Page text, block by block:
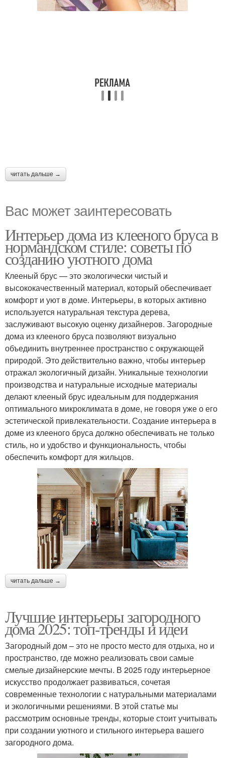
читать дальше →
Вас может заинтересовать
Интерьер дома из клееного бруса в
нормандском стиле: советы по
созданию уютного дома
Клееный брус — это экологически чистый и
высококачественный материал, который обеспечивает
комфорт и уют в доме. Интерьеры, в которых активно
используется натуральная текстура дерева,
заслуживают высокую оценку дизайнеров. Загородные
дома из клееного бруса позволяют визуально
объединить внутреннее пространство с окружающей
природой. Это действительно важно, чтобы интерьер
отражал экологичный дизайн. Уникальные технологии
производства и натуральные исходные материалы
делают клееный брус идеальным для поддержания
оптимального микроклимата в доме, не говоря уже о его
эстетической привлекательности. Создание интерьера в
доме из клееного бруса должно обеспечивать не только
стиль, но и удобство и функциональность, чтобы
обеспечить комфорт для жильцов.
читать дальше →
Лучшие интерьеры загородного
дома 2025: топ-тренды и идеи
Загородный дом – это не просто место для отдыха, но и
пространство, где можно реализовать свои самые
смелые дизайнерские мечты. В 2025 году интерьерное
искусство продолжает развиваться, сочетая
современные технологии с натуральными материалами
и экологичными решениями. В этой статье мы
рассмотрим основные тренды, которые стоит учитывать
при создании уютного и стильного интерьера вашего
загородного дома.